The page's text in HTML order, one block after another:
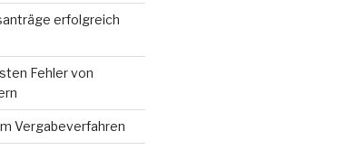
erfolgreich
Fehler von
Vergabeverfahren